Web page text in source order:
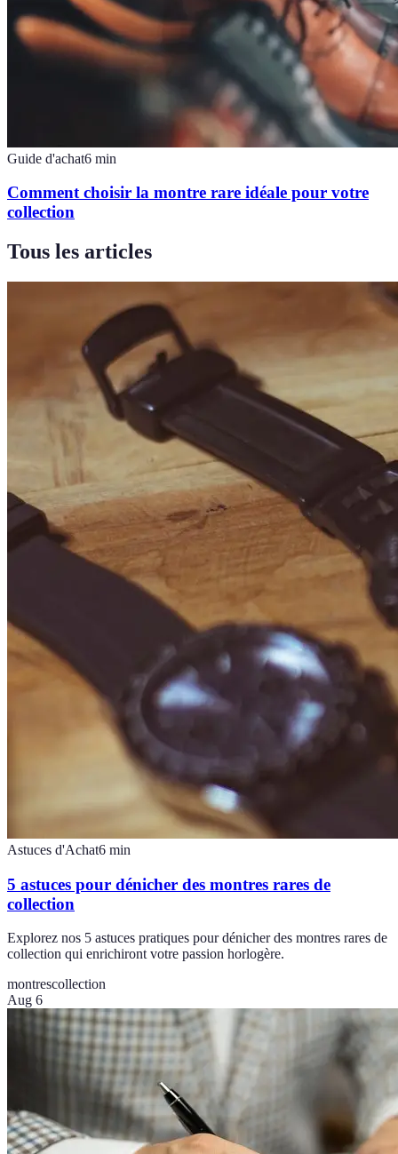
Guide d'achat6 min
Comment choisir la montre rare idéale pour votre
collection
Tous les articles
Astuces d'Achat6 min
5 astuces pour dénicher des montres rares de
collection
Explorez nos 5 astuces pratiques pour dénicher des montres rares de
collection qui enrichiront votre passion horlogère.
montrescollection
Aug 6